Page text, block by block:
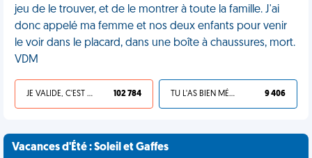
jeu de le trouver, et de le montrer à toute la famille. J'ai
donc appelé ma femme et nos deux enfants pour venir
le voir dans le placard, dans une boîte à chaussures, mort.
VDM
JE VALIDE, C'EST UNE VDM 102 784 TU L'AS BIEN MÉRITÉ 9 406
Vacances d'Été : Soleil et Gaffes